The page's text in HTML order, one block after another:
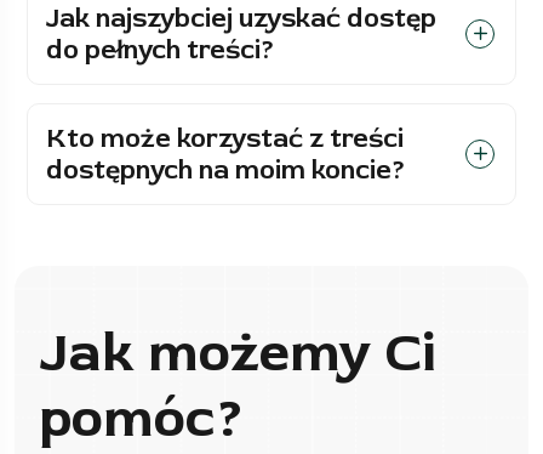
Jak najszybciej uzyskać dostęp
do pełnych treści?
Kto może korzystać z treści
dostępnych na moim koncie?
Jak możemy Ci
pomóc?